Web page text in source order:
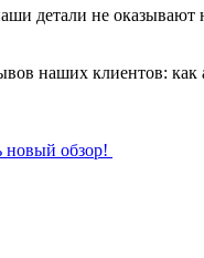
детали не оказывают
наших клиентов: как
новый обзор!